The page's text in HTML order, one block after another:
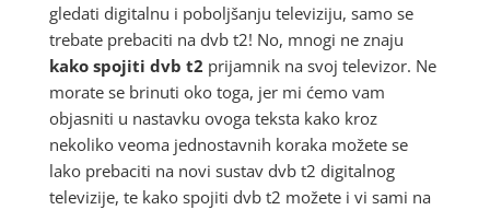
gledati digitalnu i poboljšanju televiziju, samo se
trebate prebaciti na dvb t2! No, mnogi ne znaju
kako spojiti dvb t2 prijamnik na svoj televizor. Ne
morate se brinuti oko toga, jer mi ćemo vam
objasniti u nastavku ovoga teksta kako kroz
nekoliko veoma jednostavnih koraka možete se
lako prebaciti na novi sustav dvb t2 digitalnog
televizije, te kako spojiti dvb t2 možete i vi sami na